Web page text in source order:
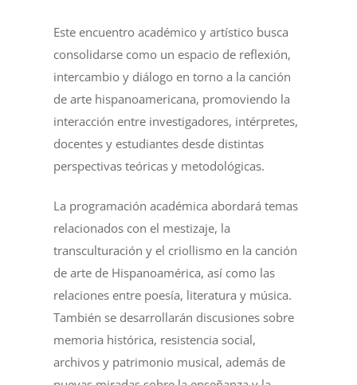
Este encuentro académico y artístico busca
consolidarse como un espacio de reflexión,
intercambio y diálogo en torno a la canción
de arte hispanoamericana, promoviendo la
interacción entre investigadores, intérpretes,
docentes y estudiantes desde distintas
perspectivas teóricas y metodológicas.
La programación académica abordará temas
relacionados con el mestizaje, la
transculturación y el criollismo en la canción
de arte de Hispanoamérica, así como las
relaciones entre poesía, literatura y música.
También se desarrollarán discusiones sobre
memoria histórica, resistencia social,
archivos y patrimonio musical, además de